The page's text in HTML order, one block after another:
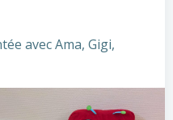
avec Ama, Gigi,